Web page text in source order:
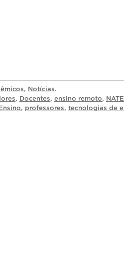
, Notícias.
, Docentes, ensino remoto, NATE
, professores, tecnologias de